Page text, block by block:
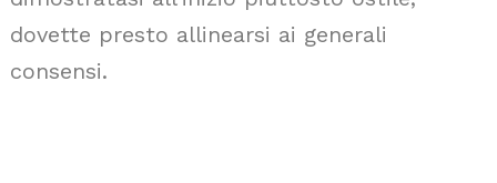
dovette presto allinearsi ai generali
consensi.